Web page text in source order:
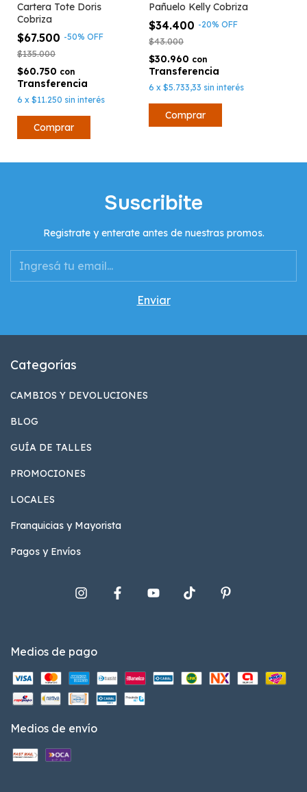
Cartera Tote Doris
Cobriza
$67.500 -50% OFF
$135.000
$60.750 con
6 x $11.250 sin interés
Pañuelo Kelly Cobriza
$34.400 -20%OFF
$43.000
$30.960 con
6 x$5.733,33 sin interés
Suscribite
Registrate y enterate antes de nuestras promos.
Categorías
CAMBIOS Y DEVOLUCIONES
BLOG
GUÍA DE TALLES
PROMOCIONES
LOCALES
Franquicias y Mayorista
Pagos y Envíos
Medios de pago
Medios de envío